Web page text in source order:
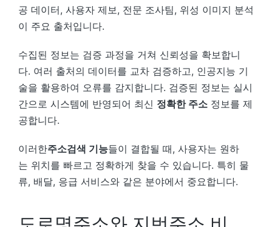
공 데이터, 사용자 제보, 전문 조사팀, 위성 이미지 분석
이 주요 출처입니다.
수집된 정보는 검증 과정을 거쳐 신뢰성을 확보합니
다. 여러 출처의 데이터를 교차 검증하고, 인공지능 기
술을 활용하여 오류를 감지합니다. 검증된 정보는 실시
간으로 시스템에 반영되어 최신 정확한 주소 정보를 제
공합니다.
이러한주소검색 기능들이 결합될 때, 사용자는 원하
는 위치를 빠르고 정확하게 찾을 수 있습니다. 특히 물
류, 배달, 응급 서비스와 같은 분야에서 중요합니다.